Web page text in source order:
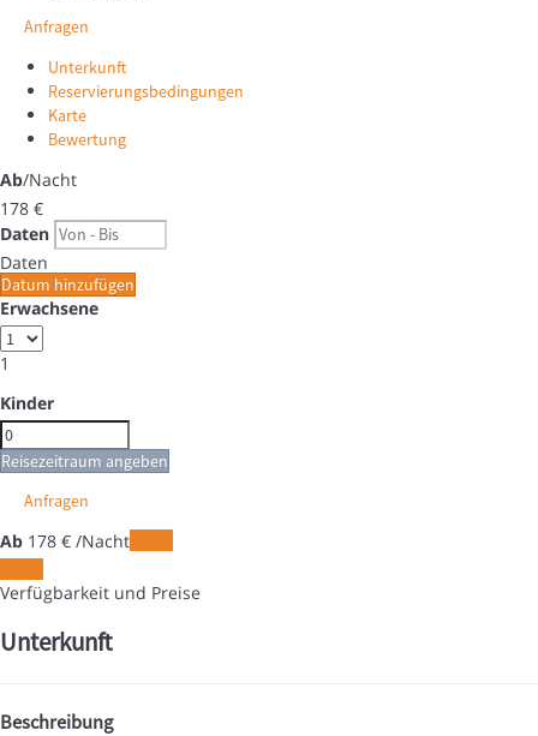
Anfragen
Unterkunft
Reservierungsbedingungen
Karte
Bewertung
Ab/Nacht
178 €
Daten
Daten
Datum hinzufügen
Erwachsene
1
Kinder
Reisezeitraum angeben
Anfragen
Ab 178 € /Nacht
Verfügbarkeit und Preise
Unterkunft
Beschreibung